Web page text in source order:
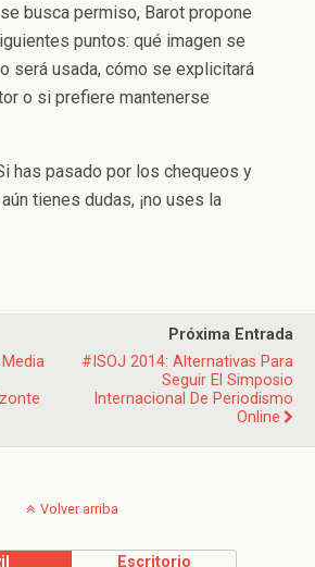
busca permiso, Barot propone
puntos: qué imagen se
será usada, cómo se explicitará
o si prefiere mantenerse
has pasado por los chequeos y
tienes dudas, ¡no uses la
Próxima Entrada
#ISOJ 2014: Alternativas Para
Seguir El Simposio
Internacional De Periodismo
Online
Volver arriba
Escritorio